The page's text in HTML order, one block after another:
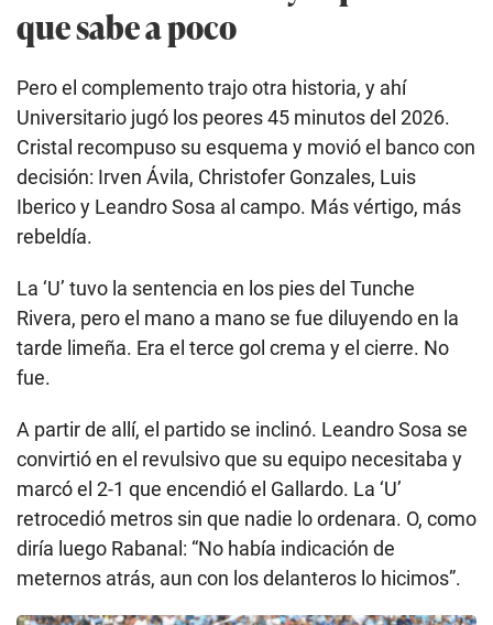
que sabe a poco
Pero el complemento trajo otra historia, y ahí
Universitario jugó los peores 45 minutos del 2026.
Cristal recompuso su esquema y movió el banco con
decisión: Irven Ávila, Christofer Gonzales, Luis
Iberico y Leandro Sosa al campo. Más vértigo, más
rebeldía.
La ‘U’ tuvo la sentencia en los pies del Tunche
Rivera, pero el mano a mano se fue diluyendo en la
tarde limeña. Era el terce gol crema y el cierre. No
fue.
A partir de allí, el partido se inclinó. Leandro Sosa se
convirtió en el revulsivo que su equipo necesitaba y
marcó el 2-1 que encendió el Gallardo. La ‘U’
retrocedió metros sin que nadie lo ordenara. O, como
diría luego Rabanal: “No había indicación de
meternos atrás, aun con los delanteros lo hicimos”.